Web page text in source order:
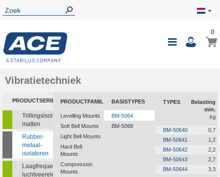
0
Vibratietechniek
PRODUCTSERIE
Trillingsisolerende
matten
Rubber-
metaal-
isolatoren
Laagfrequente
luchtveerelementen
PRODUCTFAMILIE
Levelling Mounts
Soft Bell Mounts
Light Bell Mounts
Hard Bell
Mounts
Compression
Mounts
BASISTYPES
BM-5064
BM-5068
TYPES
Belasting
min.
kg
BM-50640
0,7
BM-50641
1,2
BM-50642
2,2
BM-50643
2,7
BM-50644
3,3